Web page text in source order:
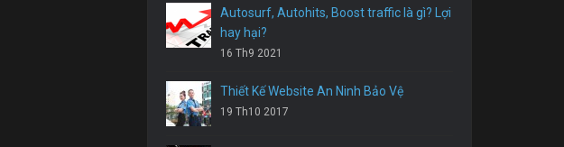
Autosurf, Autohits, Boost traffic là gì? Lợi
hay hại?
16 Th9 2021
Thiết Kế Website An Ninh Bảo Vệ
19 Th10 2017